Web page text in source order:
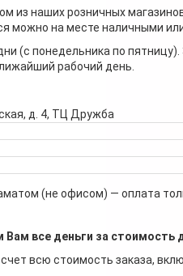
из наших розничных
можно на месте наличными или
(с понедельника по
рабочий день.
д. 4, ТЦ Дружба
(не офисом) — оплата
Вам все деньги за стоимость
всю стоимость заказа,